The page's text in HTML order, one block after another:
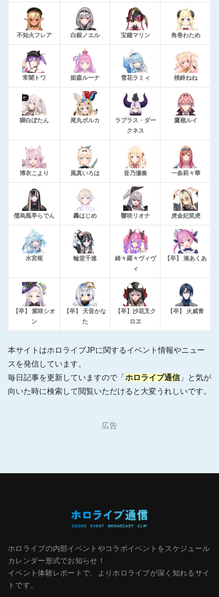
不知火フレア 白銀ノエル 宝鐘マリン 角巻わため
常闇トワ 姫森ルーナ 雪花ラミィ 桃鈴ねね
獅白ぼたん 尾丸ポルカ
ラプラス・ダー
クネス
鷹嶺ルイ
博衣こより 風真いろは 音乃瀬奏 一条莉々華
儒烏風亭らでん 轟はじめ 響咲リオナ 虎金妃笑虎
水宮枢 輪堂千速
綺々羅々ヴィヴ
ィ
【卒】 湊あくあ
【卒】 紫咲シオ
ン
【卒】 天音かな
た
【卒】沙花叉ク
ロヱ
【卒】 火威青
本サイトはホロライブJPに関するイベント情報やニュー
スを発信しています。
毎日記事を更新していますので「 ホロライブ通信 」と気が
向いた時に検索して閲覧いただけると大変うれしいです。
広告
ホロライブの内部イベントやコラボイベントをスケジュール
カレンダー形式でお知らせ！
イベント体験レポートで、よりホロライブが深く知れるサイ
トです。